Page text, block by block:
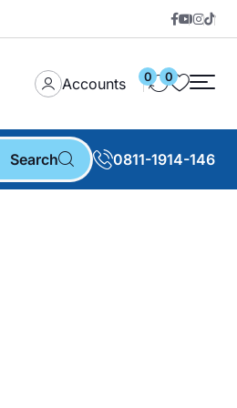
Accounts 0 0
Search 0811-1914-146